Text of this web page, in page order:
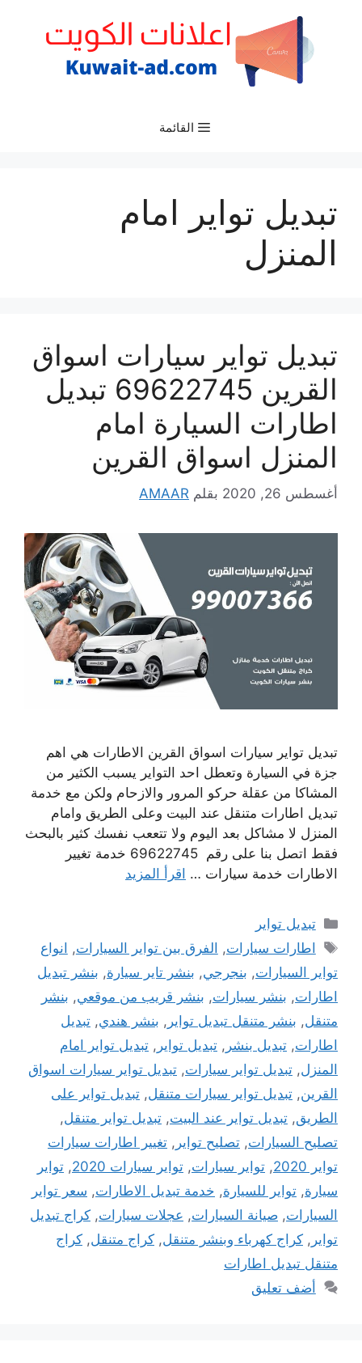
القائمة
تبديل تواير امام
المنزل
تبديل تواير سيارات اسواق
القرين 69622745 تبديل
اطارات السيارة امام
المنزل اسواق القرين
أغسطس 26, 2020 بقلم AMAAR
تبديل تواير سيارات اسواق القرين الاطارات هي اهم
جزة في السيارة وتعطل احد التواير يسبب الكثير من
المشاكا من عقلة حركو المرور والازحام ولكن مع خدمة
تبديل اطارات متنقل عند البيت وعلى الطريق وامام
المنزل لا مشاكل بعد اليوم ولا تتععب نفسك كثير بالبحث
فقط اتصل بنا على رقم 69622745 خدمة تغيير
الاطارات خدمة سيارات … اقرأ المزيد
التصنيفات
تبديل تواير
الوسوم
اطارات سيارات, الفرق بين تواير السيارات, انواع
تواير السيارات, بنجرجي, بنشر تاير سيارة, بنشر تبديل
اطارات, بنشر سيارات, بنشر قريب من موقعي, بنشر
متنقل, بنشر متنقل تبديل تواير , بنشر هندي, تبديل
اطارات, تبديل بنشر , تبديل تواير , تبديل تواير امام
المنزل, تبديل تواير سيارات, تبديل تواير سيارات اسواق
القرين, تبديل تواير سيارات متنقل, تبديل تواير على
الطريق, تبديل تواير عند البيت, تبديل تواير متنقل,
تصليح السيارات, تصليح تواير , تغيير اطارات سيارات
تواير 2020
, تواير سيارات, تواير سيارات 2020 , تواير
سيارة, تواير للسيارة, خدمة تبديل الاطارات, سعر تواير
السيارات, صيانة السيارات, عجلات سيارات, كراج تبديل
تواير , كراج كهرباء وبنشر متنقل, كراج متنقل, كراج
متنقل تبديل اطارات
أضف تعليق